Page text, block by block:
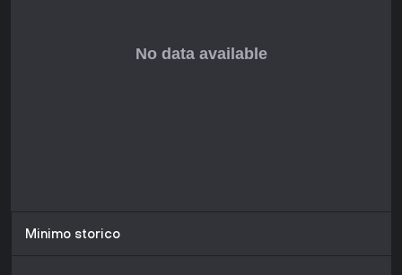
Minimo storico